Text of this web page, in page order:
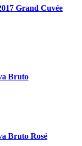
Grand Cuvée
Bruto
Bruto Rosé